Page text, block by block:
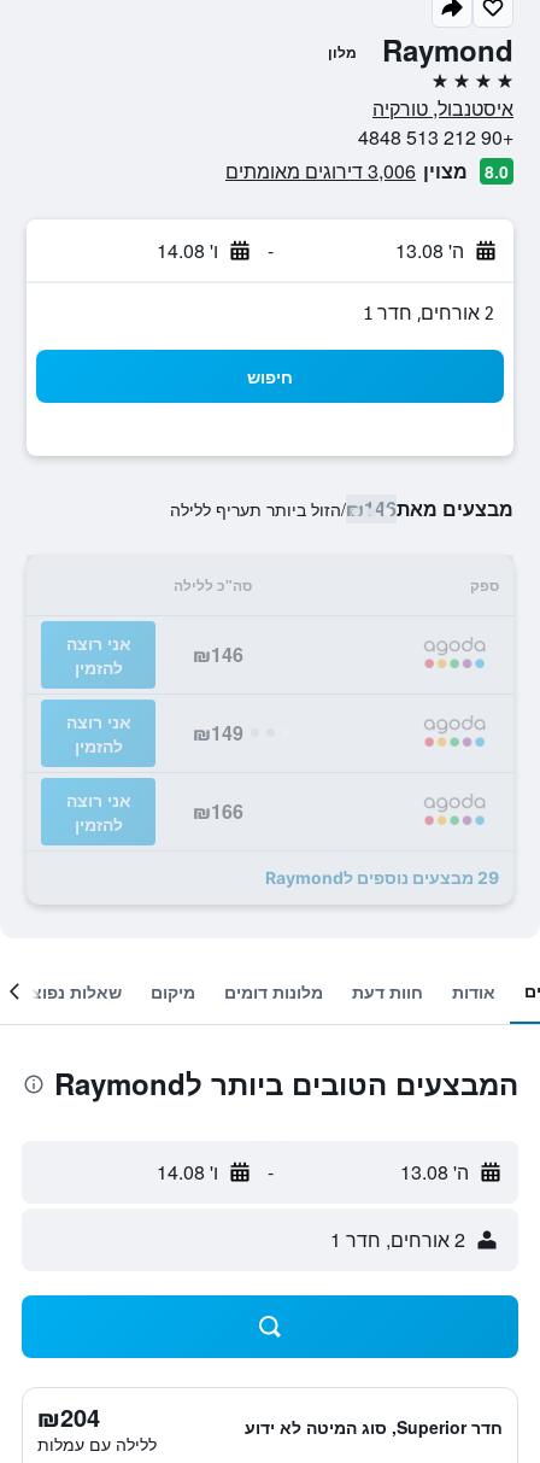
Raymond מלון
4 כוכבים
איסטנבול, טורקיה
+90 212 513 4848
8.0 מצוין 3,006 דירוגים מאומתים
ה' 13.08 - ו' 14.08
2 אורחים, חדר 1
חיפוש
מבצעים מאת₪146
/הזול ביותר תעריף ללילה
ספק סה"כ ללילה
₪146
אני רוצה
להזמין
₪149
אני רוצה
להזמין
₪166
אני רוצה
להזמין
29 מבצעים נוספים לRaymond
אודות חוות דעת מלונות דומים מיקום שאלות נפוצות
המבצעים הטובים ביותר לRaymond
ה' 13.08 - ו' 14.08
2 אורחים, חדר 1
חדר Superior, סוג המיטה לא ידוע ₪204
ללילה עם עמלות